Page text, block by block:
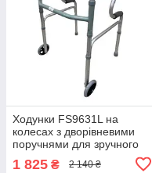
Ходунки FS9631L на
колесах з дворівневими
поручнями для зручного
вставання та пересування
1 825 ₴ 2 140 ₴